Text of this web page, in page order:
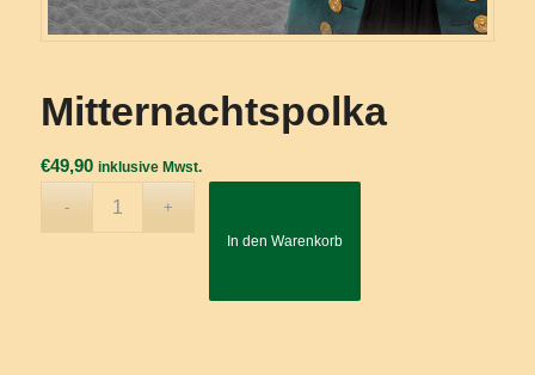
Mitternachtspolka
€49,90 inklusive Mwst.
In den Warenkorb